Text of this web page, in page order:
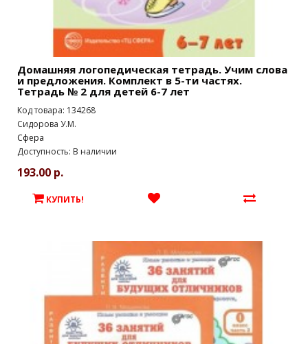
Домашняя логопедическая тетрадь. Учим слова
и предложения. Комплект в 5-ти частях.
Тетрадь № 2 для детей 6-7 лет
Код товара: 134268
Сидорова У.М.
Сфера
Доступность: В наличии
193.00 р.
КУПИТЬ!